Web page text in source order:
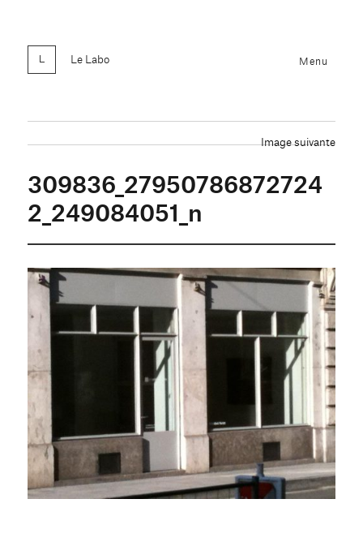
Le Labo Menu
Image suivante
309836_27950786872724
2_249084051_n